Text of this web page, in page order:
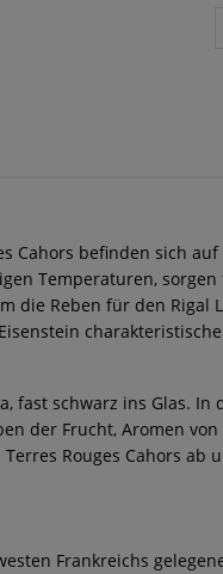
Cahors befinden sich
Temperaturen,
die Reben für den Rigal
fast schwarz ins Glas.
der Frucht, Aromen
Rouges Cahors ab
Frankreichs